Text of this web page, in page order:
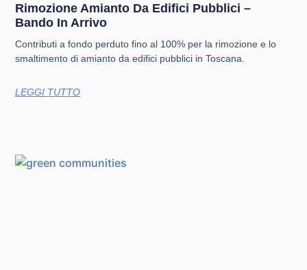
Rimozione Amianto Da Edifici Pubblici –
Bando In Arrivo
Contributi a fondo perduto fino al 100% per la rimozione e lo
smaltimento di amianto da edifici pubblici in Toscana.
LEGGI TUTTO